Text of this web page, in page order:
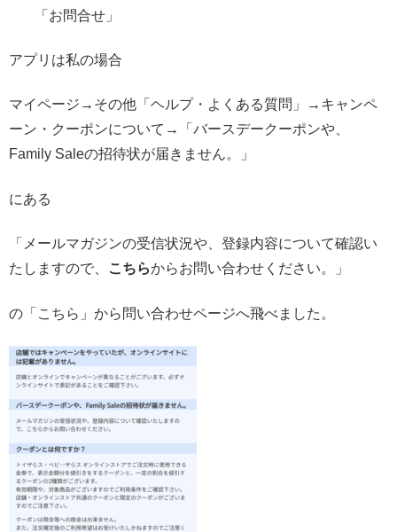
「お問合せ」
アプリは私の場合
マイページ→その他「ヘルプ・よくある質問」→キャンペ
ーン・クーポンについて→「バースデークーポンや、
Family Saleの招待状が届きません。」
にある
「メールマガジンの受信状況や、登録内容について確認い
たしますので、
こちらからお問い合わせください。」
の「こちら」から問い合わせページへ飛べました。